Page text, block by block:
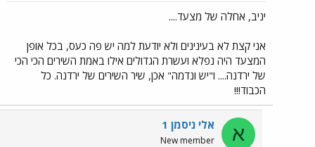
יניב, אחלה של מצעד....
אני קצת לא בעינינים ולא יודעת למה יש פה כעס, בכל אופן
המצעד היה נפלא ועשרת הגדולים אילו באמת השירים הכי הכי
של ירדנה.... ו"יש ונדמה" אכן, שיר השירים של ירדנה. כל
הכבוד!!!
א אלי ניסמן 1
New member